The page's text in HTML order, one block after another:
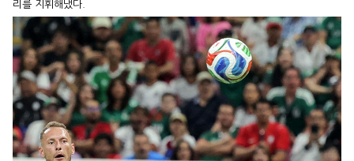
리를 지휘해냈다.